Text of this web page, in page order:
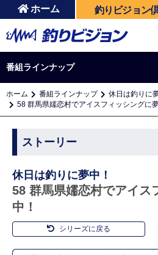
ホーム 釣りビジョン
番組ラインナップ
ホーム 番組ラインナップ
休日は釣りに
58 群馬県嬬恋村でアイスフィッシングに夢
ストーリー
休日は釣りに夢中！
58 群馬県嬬恋村でアイス
中！
シリーズに戻る